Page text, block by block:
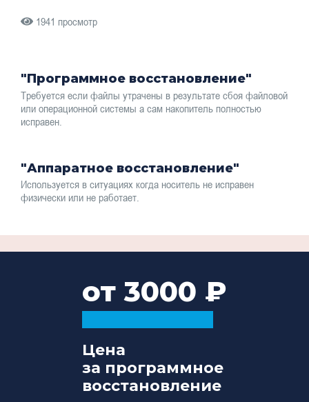
1941 просмотр
"Программное восстановление"
Требуется если файлы утрачены в результате сбоя файловой
или операционной системы а сам накопитель полностью
исправен.
"Аппаратное восстановление"
Используется в ситуациях когда носитель не исправен
физически или не работает.
от 3000
Цена
за программное
восстановление